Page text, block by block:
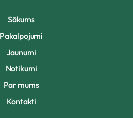
Sākums
Pakalpojumi
Jaunumi
Notikumi
Par mums
Kontakti